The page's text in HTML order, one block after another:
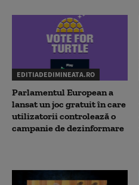
EDITIADEDIMINEATA.RO
Parlamentul European a
lansat un joc gratuit în care
utilizatorii controlează o
campanie de dezinformare